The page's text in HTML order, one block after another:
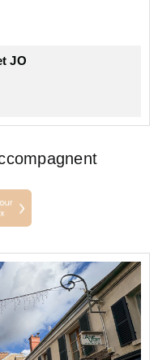
local pour ...
JO